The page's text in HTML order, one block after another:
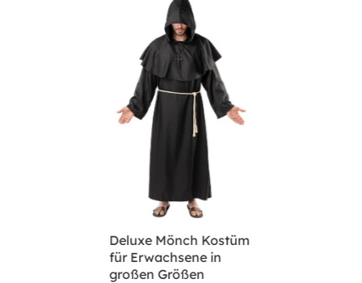
Deluxe Mönch Kostüm
für Erwachsene in
großen Größen